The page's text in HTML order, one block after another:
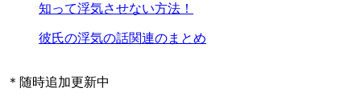
知って浮気させない方法！
彼氏の浮気の話関連のまとめ
＊随時追加更新中